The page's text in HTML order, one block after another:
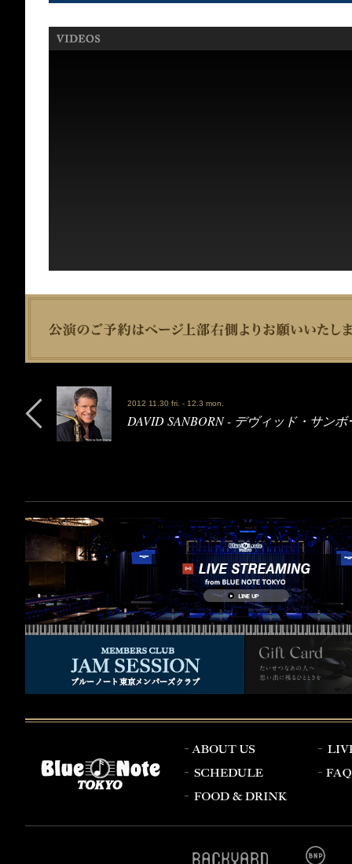
2012 11.30 fri. - 12.3 mon.
DAVID SANBORN - デヴィッド・サンボ